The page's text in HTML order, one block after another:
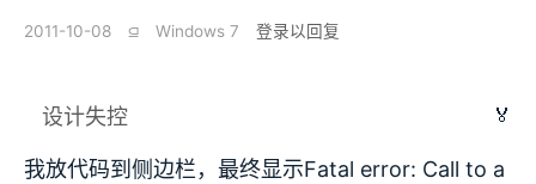
2011-10-08 ⫑ Windows 7 登录以回复
设计失控 🏅
我放代码到侧边栏，最终显示Fatal error: Call to a